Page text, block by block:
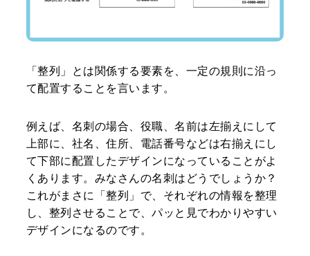
「整列」とは関係する要素を、一定の規則に沿っ
て配置することを言います。
例えば、名刺の場合、役職、名前は左揃えにして
上部に、社名、住所、電話番号などは右揃えにし
て下部に配置したデザインになっていることがよ
くあります。みなさんの名刺はどうでしょうか？
これがまさに「整列」で、それぞれの情報を整理
し、整列させることで、パッと見でわかりやすい
デザインになるのです。